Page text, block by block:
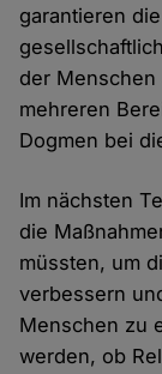
garantieren
der
mehreren
Dogmen bei
Im nächsten
die
müssten, um
verbessern
Menschen zu
werden, ob